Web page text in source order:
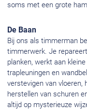
soms met een grote
De Baan
Bij ons als timmerman
timmerwerk. Je
planken, werkt aan
trapleuningen en
verstevigen van vloeren,
herstellen van schuren
altijd op mysterieuze